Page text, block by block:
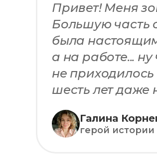
Привет! Меня
Большую часть
была
а на работе...
не
шесть лет даже
Галина
герой истории